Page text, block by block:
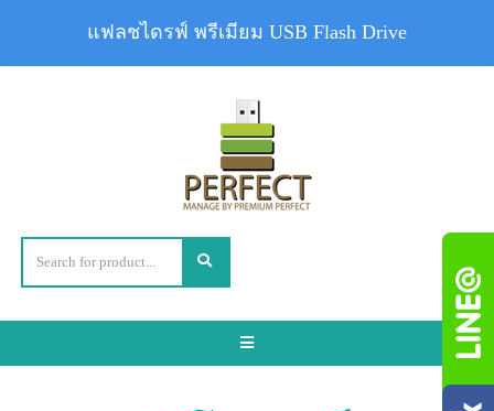
Toggle
แฟลชไดรฟ์ พรีเมียม USB Flash Drive